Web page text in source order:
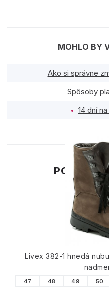
MOHLO BY
Ako si správne
Spôsoby
14 dní
Livex 382-1 hnedá
47 48 49 50